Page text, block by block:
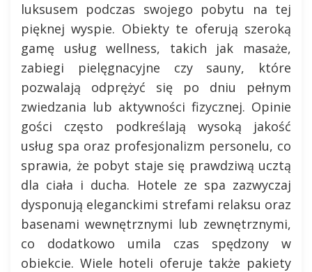
luksusem podczas swojego pobytu na tej
pięknej wyspie. Obiekty te oferują szeroką
gamę usług wellness, takich jak masaże,
zabiegi pielęgnacyjne czy sauny, które
pozwalają odprężyć się po dniu pełnym
zwiedzania lub aktywności fizycznej. Opinie
gości często podkreślają wysoką jakość
usług spa oraz profesjonalizm personelu, co
sprawia, że pobyt staje się prawdziwą ucztą
dla ciała i ducha. Hotele ze spa zazwyczaj
dysponują eleganckimi strefami relaksu oraz
basenami wewnętrznymi lub zewnętrznymi,
co dodatkowo umila czas spędzony w
obiekcie. Wiele hoteli oferuje także pakiety